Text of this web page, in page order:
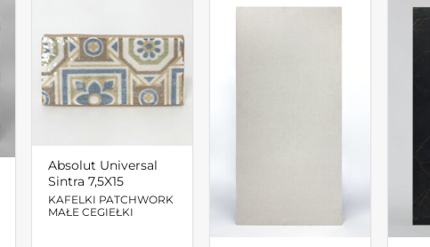
Absolut Universal
Sintra 7,5X15
KAFELKI PATCHWORK
MAŁE CEGIEŁKI